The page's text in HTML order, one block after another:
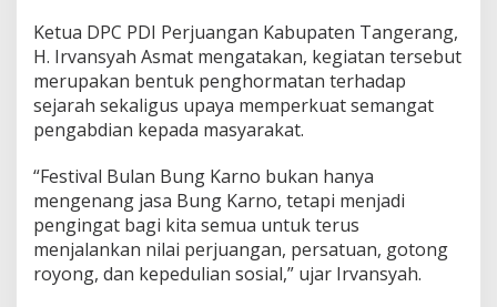
Ketua DPC PDI Perjuangan Kabupaten Tangerang,
H. Irvansyah Asmat mengatakan, kegiatan tersebut
merupakan bentuk penghormatan terhadap
sejarah sekaligus upaya memperkuat semangat
pengabdian kepada masyarakat.
“Festival Bulan Bung Karno bukan hanya
mengenang jasa Bung Karno, tetapi menjadi
pengingat bagi kita semua untuk terus
menjalankan nilai perjuangan, persatuan, gotong
royong, dan kepedulian sosial,” ujar Irvansyah.